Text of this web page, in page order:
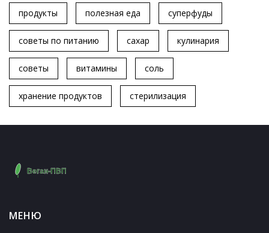
продукты полезная еда суперфуды
советы по питанию сахар кулинария
советы витамины соль
хранение продуктов стерилизация
МЕНЮ